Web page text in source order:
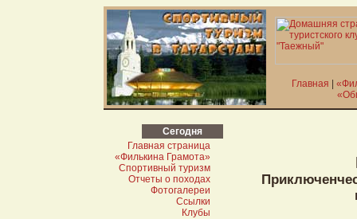
Главная
Сегодня
Главная страница
«Филькина Грамота»
Спортивный туризм
Отчеты о походах
Фотогалереи
Ссылки
Клубы